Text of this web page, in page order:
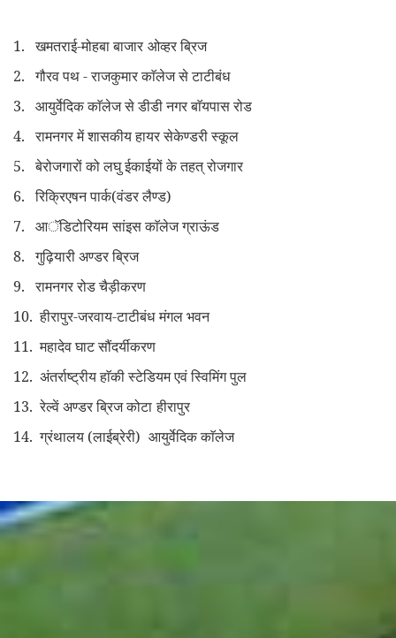
1. खमतराई-मोहबा बाजार ओव्हर ब्रिज
2. गौरव पथ - राजकुमार काॅलेज से टाटीबंध
3. आयुर्वेदिक काॅलेज से डीडी नगर बाॅयपास रोड
4. रामनगर में शासकीय हायर सेकेण्डरी स्कूल
5. बेरोजगारों को लघु ईकाईयों के तहत् रोजगार
6. रिक्रिएषन पार्क(वंडर लैण्ड)
7. आॅडिटोरियम सांइस काॅलेज ग्राऊंड
8. गुढ़ियारी अण्डर ब्रिज
9. रामनगर रोड चैड़ीकरण
10. हीरापुर-जरवाय-टाटीबंध मंगल भवन
11. महादेव घाट सौंदर्यीकरण
12. अंतर्राष्ट्रीय हाॅकी स्टेडियम एवं स्विमिंग पुल
13. रेल्वें अण्डर ब्रिज कोटा हीरापुर
14. ग्रंथालय (लाईब्रेरी) आयुर्वेदिक काॅलेज